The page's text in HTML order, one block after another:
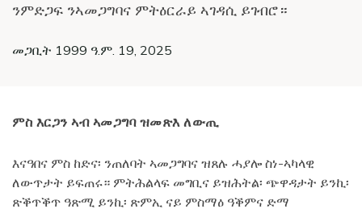
መጋቢት 1999 ዓ.ም. 19, 2025
ንምድጋፍ ንኣመጋግባና ምትዕርራይ ኣገዳሲ ይገብሮ።
ምስ እርጋን ኣብ ኣመጋግባ ዝመጽእ ለውጢ
እናዓበና ምስ ከድና፡ ንጠለባት ኣመጋግባና ዝጸሉ ሓያሎ ስነ-ኣካላዊ
ለውጥታት ይፍጠሩ። ምትሕልላፍ መግቢና ይዝሕትል፡ ጭዋዳታት ይንኪ፡
ጽቕጥቕጥ ዓጽሚ ይንኪ፡ ጽምኢ ናይ ምስማዕ ዓቕምና ድማ